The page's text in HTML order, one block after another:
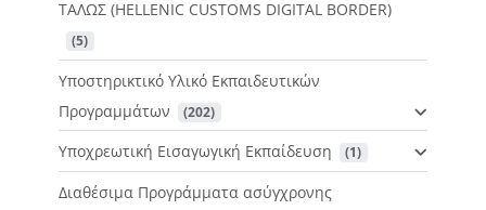
ΤΑΛΩΣ (HELLENIC CUSTOMS DIGITAL BORDER)
(5)
Υποστηρικτικό Υλικό Εκπαιδευτικών
Προγραμμάτων
(202)
Υποχρεωτική Εισαγωγική Εκπαίδευση (1)
Διαθέσιμα Προγράμματα ασύγχρονης